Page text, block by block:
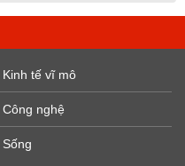
Kinh tế vĩ mô
Công nghệ
Sống